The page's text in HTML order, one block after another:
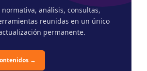
normativa, análisis, consultas,
reunidas en un único
permanente.
→